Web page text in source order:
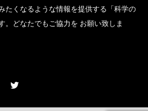
たくなるような情報を提供する「科学の
。どなたでもご協力を お願い致しま